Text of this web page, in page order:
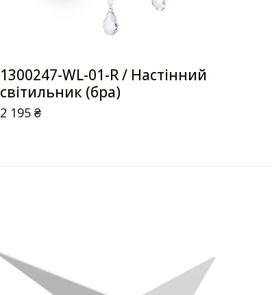
1300247-WL-01-R / Настінний
світильник (бра)
2 195₴